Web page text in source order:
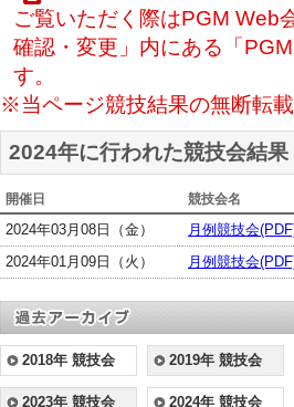
ご覧いただく際はPGM Web
確認・変更」内にある「
す。
※当ページ競技結果の無断転
2024年に行われた競技会結果
開催日 競技会名
2024年03月08日（金）
月例競技会
2024年01月09日（火）
月例競技会
2018年 競技会 2019年 競技会
2023年 競技会 2024年 競技会